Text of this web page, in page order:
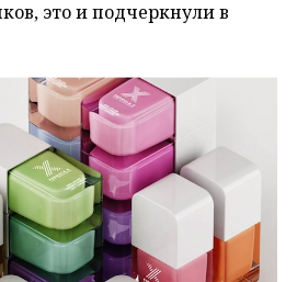
это и подчеркнули в